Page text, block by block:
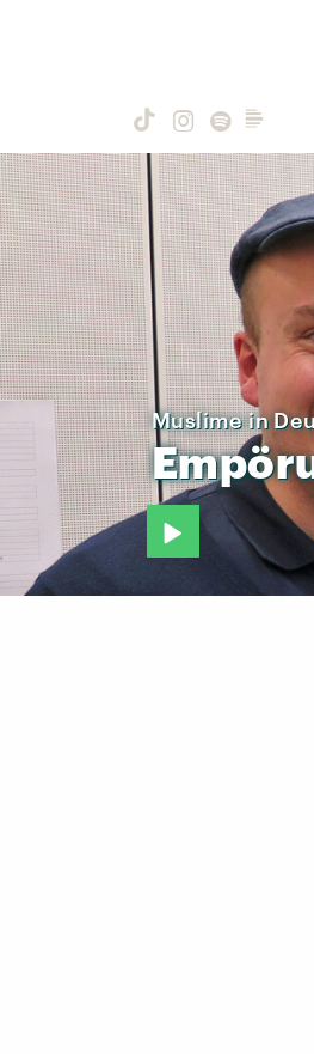
Muslime in